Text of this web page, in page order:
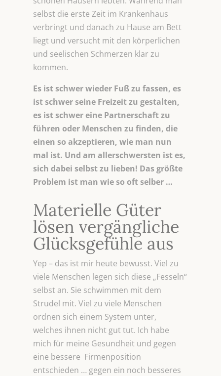
selbst die erste Zeit im Krankenhaus
verbringt und danach zu Hause am Bett
liegt und versucht mit den körperlichen
und seelischen Schmerzen klar zu
kommen.
Es ist schwer wieder Fuß zu fassen, es
ist schwer seine Freizeit zu gestalten,
es ist schwer eine Partnerschaft zu
führen oder Menschen zu finden, die
einen so akzeptieren, wie man nun
mal ist. Und am allerschwersten ist es,
sich dabei selbst zu lieben! Das größte
Problem ist man wie so oft selber …
Materielle Güter
lösen vergängliche
Glücksgefühle aus
Yep – das ist mir heute bewusst. Viel zu
viele Menschen legen sich diese „Fesseln“
selbst an. Sie schwimmen mit dem
Strudel mit. Viel zu viele Menschen
ordnen sich einem System unter,
welches ihnen nicht gut tut. Ich habe
mich für meine Gesundheit und gegen
eine bessere Firmenposition
entschieden … gegen ein noch besseres